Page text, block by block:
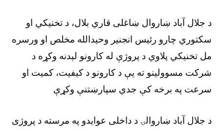
د جلال آباد ښاروال ښاغلی قاري بلال، د تخنیکي او
سکتوري چارو رئیس انجنیر وحیدالله مخلص او ورسره
مل تخنیکي پلاوي د پروژې له کارونو لېدنه وکړه د
شرکت مسوولینو ته یې د کارونو د کیفیت، کمیت او
سرعت په برخه کې جدي سپارښتنې وکړې
د جلال آباد ښاروالۍ د داخلی عوایدو په مرسته د پروژی